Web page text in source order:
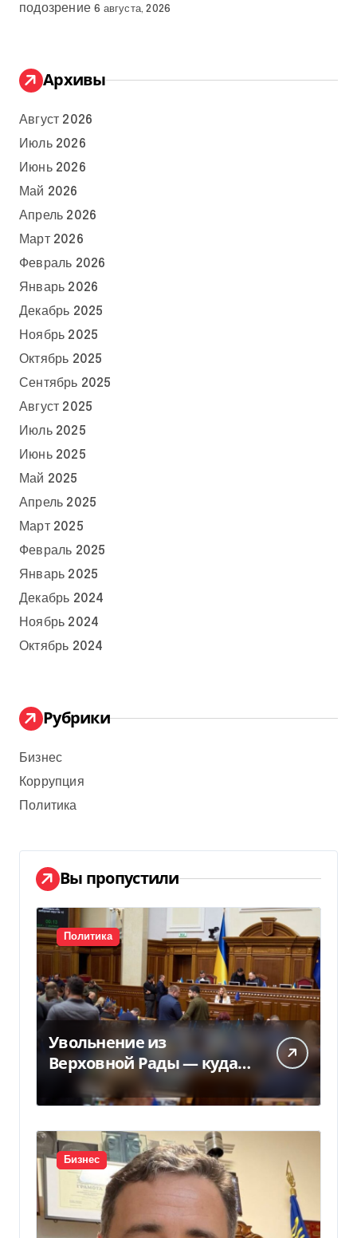
подозрение 6 августа, 2026
Архивы
Август 2026
Июль 2026
Июнь 2026
Май 2026
Апрель 2026
Март 2026
Февраль 2026
Январь 2026
Декабрь 2025
Ноябрь 2025
Октябрь 2025
Сентябрь 2025
Август 2025
Июль 2025
Июнь 2025
Май 2025
Апрель 2025
Март 2025
Февраль 2025
Январь 2025
Декабрь 2024
Ноябрь 2024
Октябрь 2024
Рубрики
Бизнес
Коррупция
Политика
Вы пропустили
Политика
Увольнение из
Верховной Рады — куда
исчез 71 народный
депутат за семь лет
Бизнес